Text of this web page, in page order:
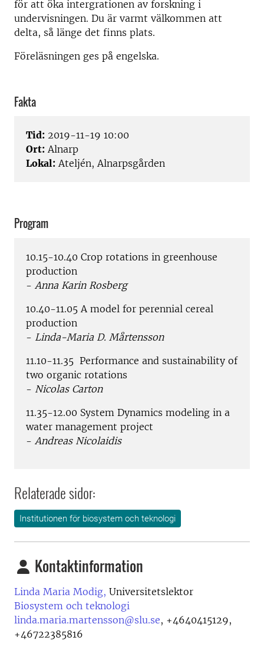
för att öka intergrationen av forskning i
undervisningen. Du är varmt välkommen att
delta, så länge det finns plats.
Föreläsningen ges på engelska.
Fakta
Tid: 2019-11-19 10:00
Ort: Alnarp
Lokal: Ateljén, Alnarpsgården
Program
10.15-10.40 Crop rotations in greenhouse
production
- Anna Karin Rosberg
10.40-11.05 A model for perennial cereal
production
- Linda-Maria D. Mårtensson
11.10-11.35 Performance and sustainability of
two organic rotations
- Nicolas Carton
11.35-12.00 System Dynamics modeling in a
water management project
- Andreas Nicolaidis
Relaterade sidor:
Institutionen för biosystem och teknologi
Kontaktinformation
Linda Maria Modig, Universitetslektor
Biosystem och teknologi
linda.maria.martensson@slu.se, +4640415129,
+46722385816